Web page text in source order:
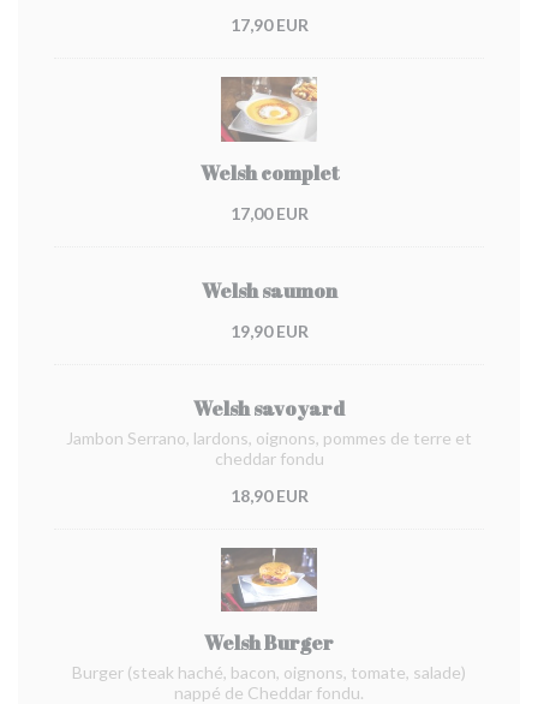
17,90 EUR
Welsh complet
17,00 EUR
Welsh saumon
19,90 EUR
Welsh savoyard
Jambon Serrano, lardons, oignons, pommes de terre et
cheddar fondu
18,90 EUR
Welsh Burger
Burger (steak haché, bacon, oignons, tomate, salade)
nappé de Cheddar fondu.